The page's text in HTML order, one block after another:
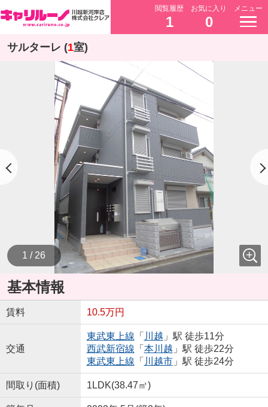
閲覧履歴
1
お気に入り
0
メニュー
サルターレ (1室)
1 / 26
基本情報
賃料 10.5万円
交通
東武東上線 「 川越 」駅 徒歩11分
西武新宿線 「 本川越 」駅 徒歩22分
東武東上線 「 川越市」駅 徒歩24分
間取り(面積) 1LDK(38.47㎡)